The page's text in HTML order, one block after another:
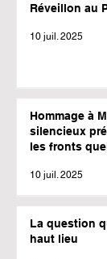
Réveillon au
10 juil. 2025
Hommage à
silencieux
les fronts
10 juil. 2025
La question
haut lieu